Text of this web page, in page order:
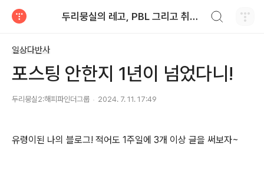
두리뭉실의 레고, PBL 그리고 취미 개발
일상다반사
포스팅 안한지 1년이 넘었다니!
두리뭉실2:해피파인더그룹 2024. 7. 11. 17:49
유령이된 나의 블로그! 적어도 1주일에 3개 이상 글을 써보자~